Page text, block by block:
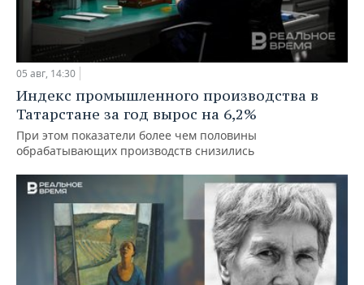
05 авг, 14:30
Индекс промышленного производства в
Татарстане за год вырос на 6,2%
При этом показатели более чем половины
обрабатывающих производств снизились